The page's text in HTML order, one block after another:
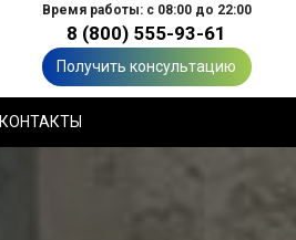
Время работы: с 08:00 до 22:00
8 (800) 555-93-61
Получить консультацию
КОНТАКТЫ